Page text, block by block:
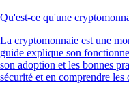
Qu'est-ce qu'une
La cryptomonnaie est une
guide explique son
son adoption et les bonnes
sécurité et en comprendre les